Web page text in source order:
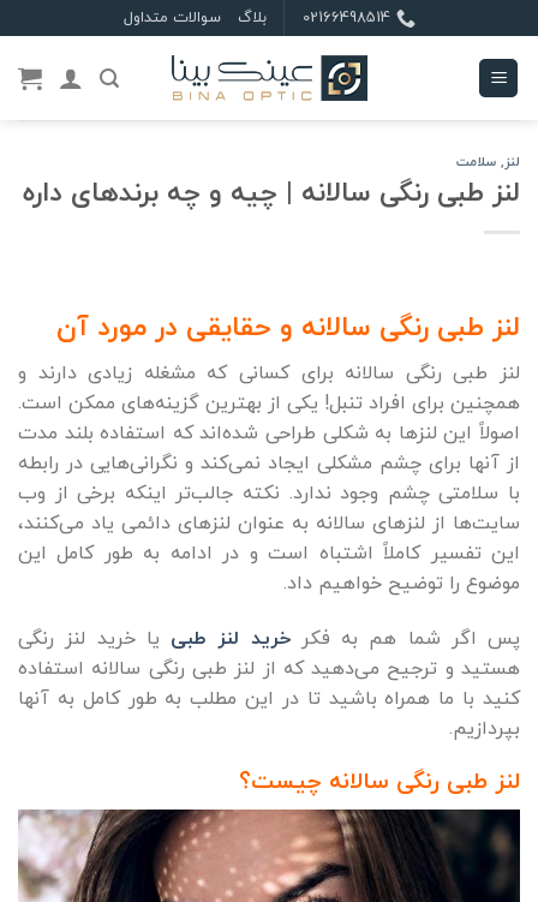
to
content
02166498514 بلاگ سوالات متداول
لنز, سلامت
لنز طبی رنگی سالانه | چیه و چه برندهای داره
لنز طبی رنگی سالانه و حقایقی در مورد آن
لنز طبی رنگی سالانه برای کسانی که مشغله زیادی دارند و
همچنین برای افراد تنبل! یکی از بهترین گزینه‌های ممکن است.
اصولاً این لنزها به شکلی طراحی شده‌اند که استفاده بلند مدت
از آنها برای چشم مشکلی ایجاد نمی‌کند و نگرانی‌هایی در رابطه
با سلامتی چشم وجود ندارد. نکته جالب‌تر اینکه برخی از وب
سایت‌ها از لنزهای سالانه به عنوان لنزهای دائمی یاد می‌کنند،
این تفسیر کاملاً اشتباه است و در ادامه به طور کامل این
موضوع را توضیح خواهیم داد.
پس اگر شما هم به فکرخرید لنز طبی یا خرید لنز رنگی
هستید و ترجیح می‌دهید که از لنز طبی رنگی سالانه استفاده
کنید با ما همراه باشید تا در این مطلب به طور کامل به آنها
بپردازیم.
لنز طبی رنگی سالانه چیست؟